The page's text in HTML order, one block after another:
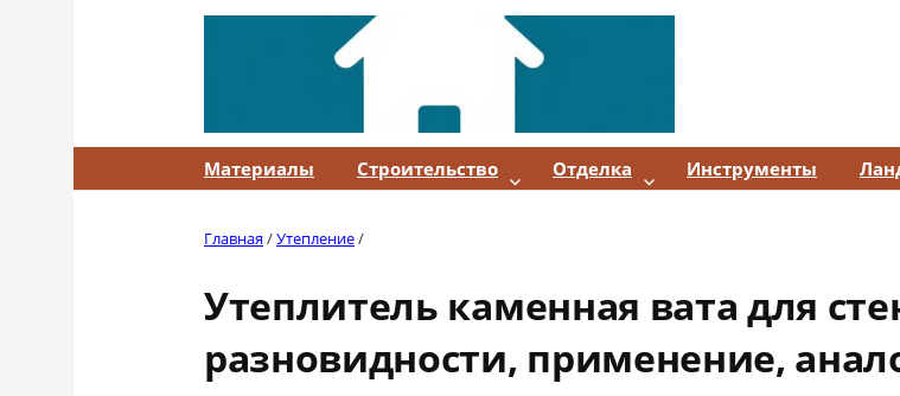
Материалы Строительство Отделка Инструменты
Главная/Утепление/
Утеплитель каменная вата для
разновидности, применение,